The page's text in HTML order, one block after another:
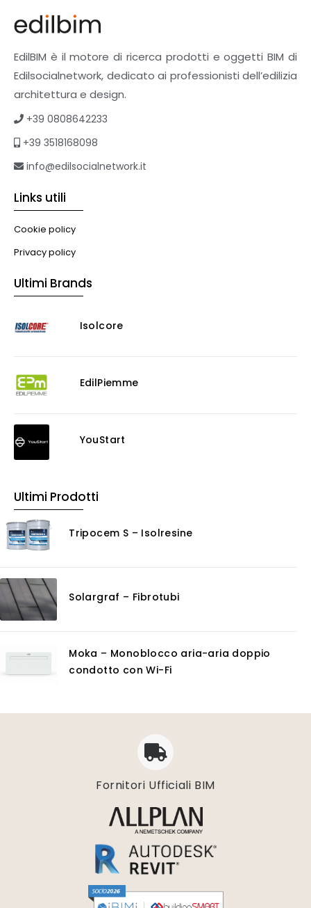
EdilBIM è il motore di ricerca prodotti e oggetti BIM di
Edilsocialnetwork, dedicato ai professionisti dell’edilizia
architettura e design.
+39 0808642233
+39 3518168098
info@edilsocialnetwork.it
Links utili
Cookie policy
Privacy policy
Ultimi Brands
Isolcore
EdilPiemme
YouStart
Ultimi Prodotti
Tripocem S – Isolresine
Solargraf – Fibrotubi
Moka – Monoblocco aria-aria doppio
condotto con Wi-Fi
Fornitori Ufficiali BIM